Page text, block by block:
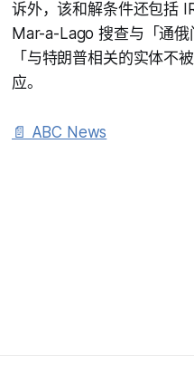
诉外，该和解条件还包括
Mar-a-Lago 搜查与「通
「与特朗普相关的实体不
应。
📄 ABC News